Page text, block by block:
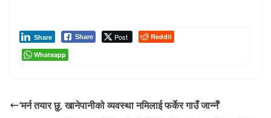
Share Post
Share
Reddit
Whatsapp
‘मर्न तयार छु, खानेपानीको व्यवस्था नमिलाई फर्केर गाउँ जान्नँ’